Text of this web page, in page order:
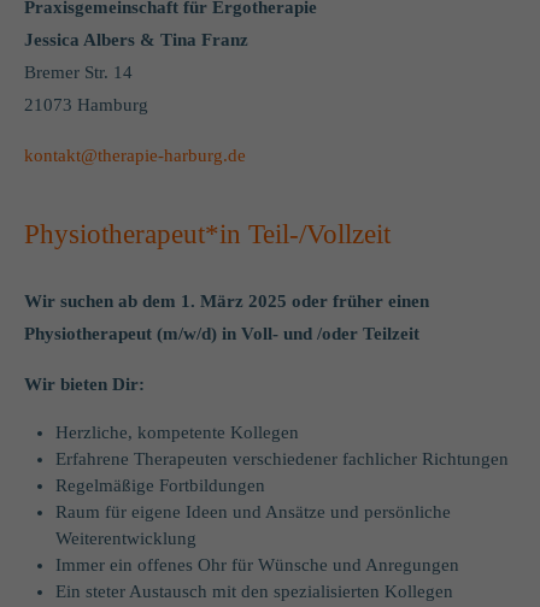
Praxisgemeinschaft für Ergotherapie
Jessica Albers & Tina Franz
Bremer Str. 14
21073 Hamburg
kontakt@therapie-harburg.de
Physiotherapeut*in Teil-/Vollzeit
Wir suchen ab dem 1. März 2025 oder früher einen
Physiotherapeut (m/w/d) in Voll- und /oder Teilzeit
Wir bieten Dir:
Herzliche, kompetente Kollegen
Erfahrene Therapeuten verschiedener fachlicher Richtungen
Regelmäßige Fortbildungen
Raum für eigene Ideen und Ansätze und persönliche
Weiterentwicklung
Immer ein offenes Ohr für Wünsche und Anregungen
Ein steter Austausch mit den spezialisierten Kollegen